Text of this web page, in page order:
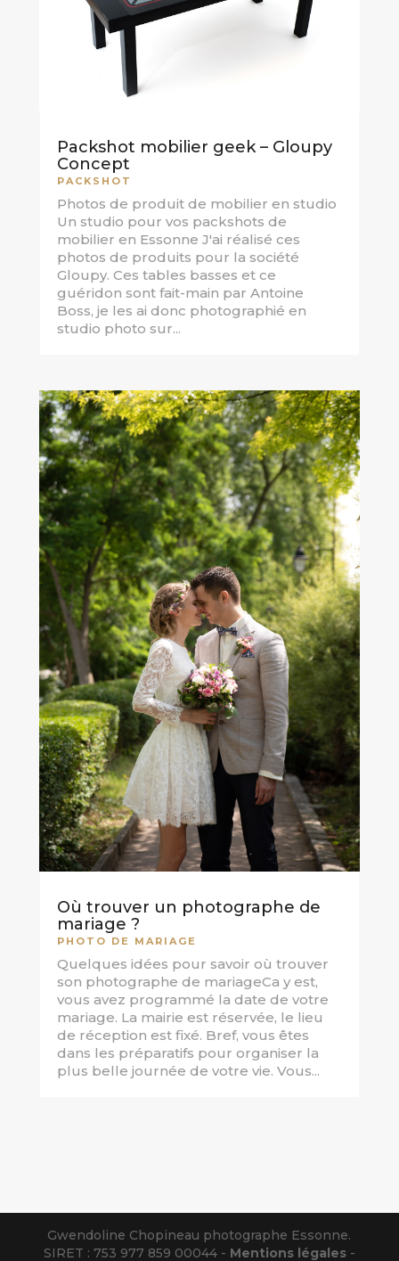
Packshot mobilier geek – Gloupy
Concept
PACKSHOT
Photos de produit de mobilier en studio
Un studio pour vos packshots de
mobilier en Essonne J'ai réalisé ces
photos de produits pour la société
Gloupy. Ces tables basses et ce
guéridon sont fait-main par Antoine
Boss, je les ai donc photographié en
studio photo sur...
Où trouver un photographe de
mariage ?
PHOTO DE MARIAGE
Quelques idées pour savoir où trouver
son photographe de mariageCa y est,
vous avez programmé la date de votre
mariage. La mairie est réservée, le lieu
de réception est fixé. Bref, vous êtes
dans les préparatifs pour organiser la
plus belle journée de votre vie. Vous...
Gwendoline Chopineau photographe Essonne.
SIRET : 753 977 859 00044 - Mentions légales-